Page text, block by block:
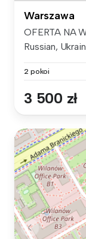
Warszawa
OFERTA NA
Russian,
2 pokoi
3 500 zł